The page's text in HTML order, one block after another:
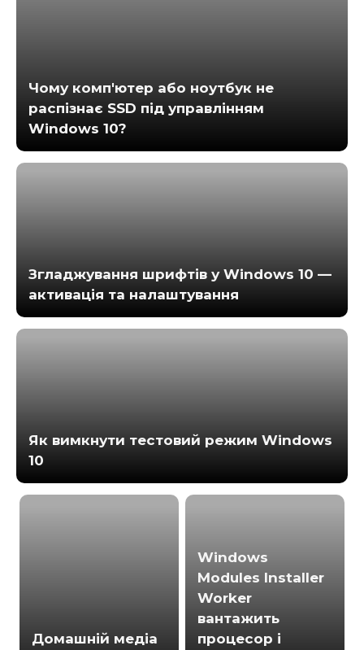
Чому комп'ютер або ноутбук не
распізнає SSD під управлінням
Windows 10?
Згладжування шрифтів у Windows 10 —
активація та налаштування
Як вимкнути тестовий режим Windows
10
Домашній медіа
Windows
Modules Installer
Worker
вантажить
процесор і